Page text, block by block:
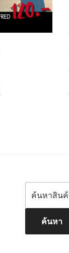
ค้นหา